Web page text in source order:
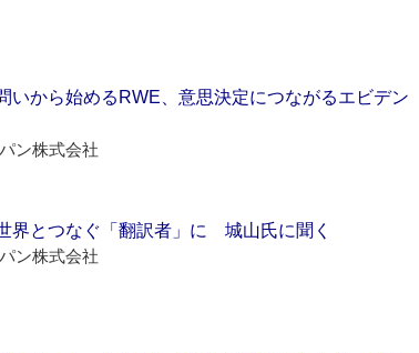
いから始めるRWE、意思決定につながるエビデン
ン株式会社
界とつなぐ「翻訳者」に 城山氏に聞く
ン株式会社